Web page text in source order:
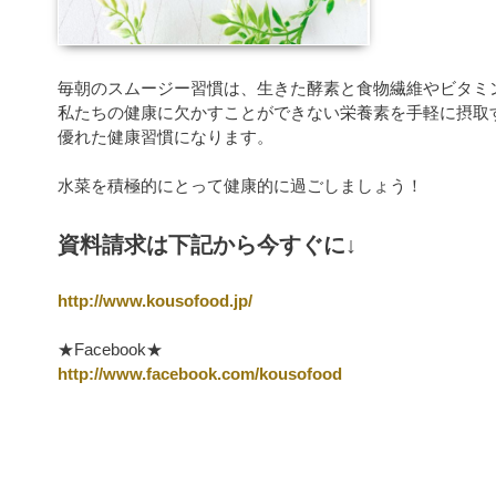
毎朝のスムージー習慣は、生きた酵素と食物繊維やビタミ
私たちの健康に欠かすことができない栄養素を手軽に摂取
優れた健康習慣になります。
水菜を積極的にとって健康的に過ごしましょう！
資料請求は下記から今すぐに↓
http://www.kousofood.jp/
★Facebook★
http://www.facebook.com/kousofood